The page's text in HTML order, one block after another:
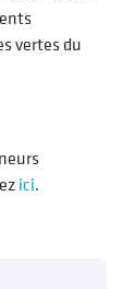
vertes du
ici.